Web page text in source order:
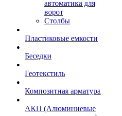
автоматика для
ворот
Столбы
Пластиковые емкости
Беседки
Геотекстиль
Композитная арматура
АКП (Алюминиевые